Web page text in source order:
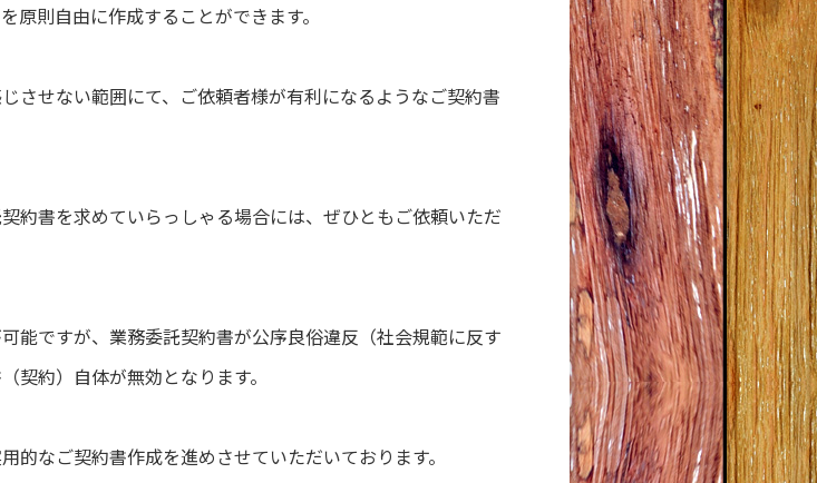
原則自由に作成することができます。
させない範囲にて、ご依頼者様が有利になるようなご契約書
約書を求めていらっしゃる場合には、ぜひともご依頼いただ
能ですが、業務委託契約書が公序良俗違反（社会規範に反す
契約）自体が無効となります。
的なご契約書作成を進めさせていただいております。